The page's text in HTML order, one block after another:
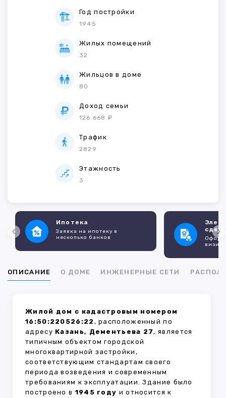
Год постройки
1945
Жилых помещений
32
Жильцов в доме
80
Доход семьи
126 668 ₽
Трафик
2829
Этажность
3
Ипотека
Заявка на ипотеку в
несколько банков
ОПИСАНИЕ О ДОМЕ ИНЖЕНЕРНЫЕ СЕТИ
Жилой дом с кадастровым номером
16:50:220526:22 , расположенный по
адресу Казань, Дементьева 27, является
типичным объектом городской
многоквартирной застройки,
соответствующим стандартам своего
периода возведения и современным
требованиям к эксплуатации. Здание было
построено в 1945 году и относится к